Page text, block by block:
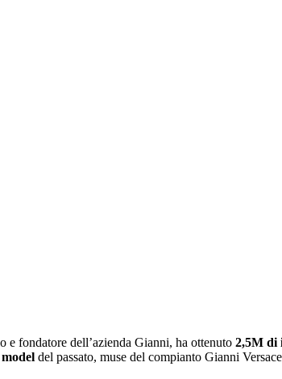
e fondatore dell’azienda Gianni, ha ottenuto2,5M di
del passato, muse del compianto Gianni